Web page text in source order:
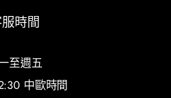
時間
至週五
中歐時間